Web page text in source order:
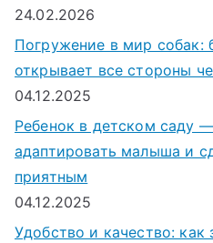
24.02.2026
Погружение в мир собак:
открывает все стороны
04.12.2025
Ребенок в детском саду
адаптировать малыша и
приятным
04.12.2025
Удобство и качество: как